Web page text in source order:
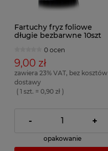
Fartuchy fryz foliowe
długie bezbarwne 10szt
0 ocen
9,00 zł
zawiera 23% VAT, bez kosztów
dostawy
( 1 szt. = 0,90 zł )
- +
opakowanie